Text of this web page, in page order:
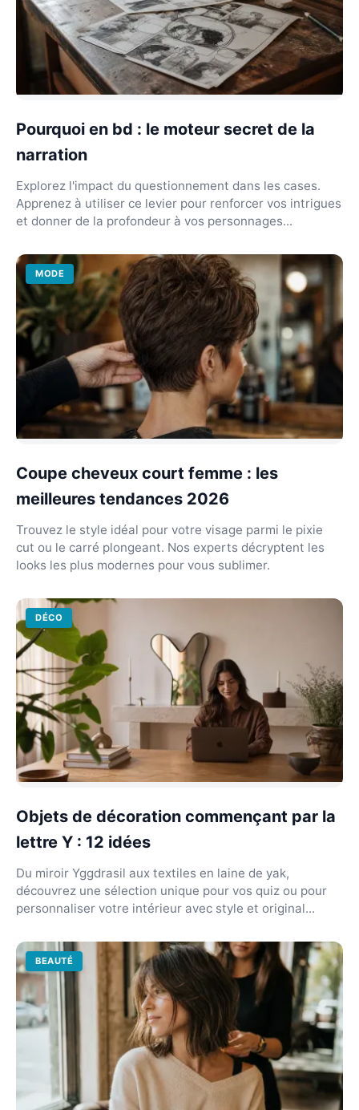
Pourquoi en bd : le moteur secret de la
narration
Explorez l'impact du questionnement dans les cases.
Apprenez à utiliser ce levier pour renforcer vos intrigues
et donner de la profondeur à vos personnages...
MODE
Coupe cheveux court femme : les
meilleures tendances 2026
Trouvez le style idéal pour votre visage parmi le pixie
cut ou le carré plongeant. Nos experts décryptent les
looks les plus modernes pour vous sublimer.
DÉCO
Objets de décoration commençant par la
lettre Y : 12 idées
Du miroir Yggdrasil aux textiles en laine de yak,
découvrez une sélection unique pour vos quiz ou pour
personnaliser votre intérieur avec style et original...
BEAUTÉ